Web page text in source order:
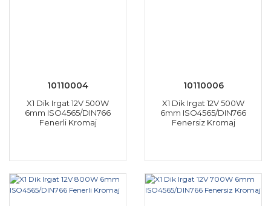
10110004
X1 Dik Irgat 12V 500W
6mm ISO4565/DIN766
Fenerli Kromaj
10110006
X1 Dik Irgat 12V 500W
6mm ISO4565/DIN766
Fenersiz Kromaj